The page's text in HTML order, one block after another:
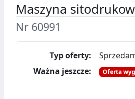
Maszyna
Nr 60991
Typ oferty:
Ważna jeszcze:
Oferta